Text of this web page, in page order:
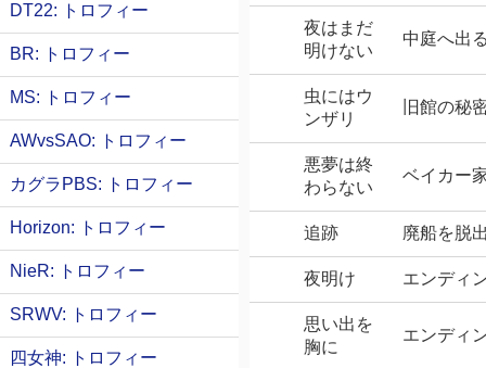
夜はまだ
明けない
中庭へ出
虫にはウ
ンザリ
旧館の秘
悪夢は終
わらない
ベイカー
追跡 廃船を脱
夜明け エンディ
思い出を
胸に
エンディ
DT22: トロフィー
BR: トロフィー
MS: トロフィー
AWvsSAO: トロフィー
カグラPBS: トロフィー
Horizon: トロフィー
NieR: トロフィー
SRWV: トロフィー
四女神: トロフィー